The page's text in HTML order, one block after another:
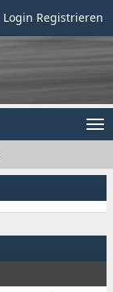
Login Registrieren